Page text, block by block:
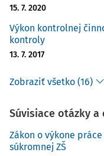
15. 7. 2020
Výkon kontrolnej
kontroly
13. 7. 2017
Zobraziť všetko (16)
Súvisiace otázky a
Zákon o výkone
súkromnej ZŠ